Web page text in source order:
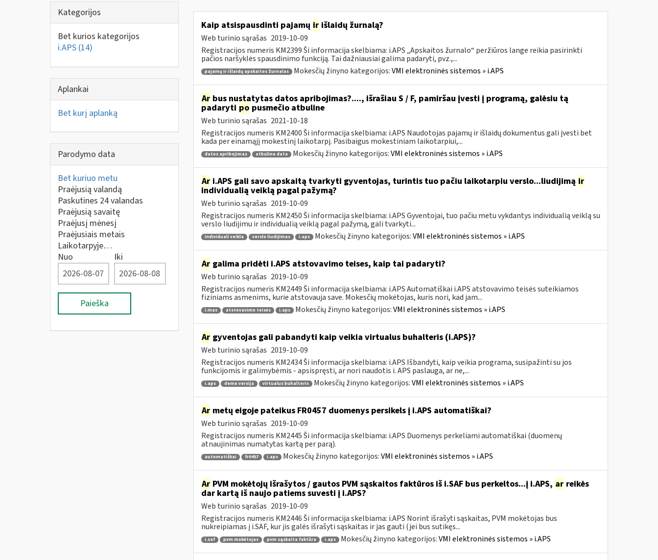
Kategorijos
Bet kurios kategorijos
i.APS (14)
Aplankai
Bet kurį aplanką
Parodymo data
Bet kuriuo metu
Praėjusią valandą
Paskutines 24 valandas
Praėjusią savaitę
Praėjusį mėnesį
Praėjusiais metais
Laikotarpyje…
Nuo
Iki
Paieška
Kaip atsispausdinti pajamų irišlaidų žurnalą?
Web turinio sąrašas 2019-10-09
Registracijos numeris KM2399 Ši informacija skelbiama: i.APS „Apskaitos žurnalo“ peržiūros lange reikia pasirinkti
pačios naršyklės spausdinimo funkciją. Tai dažniausiai galima padaryti, pvz.,...
pajamų ir išlaidų apskaitos žurnalas Mokesčių žinyno kategorijos:VMI elektroninės sistemos » i.APS
Arbus nustatytas datos apribojimas?...., išrašiau S / F, pamiršau įvesti į programą, galėsiu tą
padaryti po pusmečio atbuline
Web turinio sąrašas 2021-10-18
Registracijos numeris KM2400 Ši informacija skelbiama: i.APS Naudotojas pajamų ir išlaidų dokumentus gali įvesti bet
kada per einamąjį mokestinį laikotarpį. Pasibaigus mokestiniam laikotarpiui,...
datos apribojimas atbuline data Mokesčių žinyno kategorijos:VMI elektroninės sistemos » i.APS
Ari.APS gali savo apskaitą tvarkyti gyventojas, turintis tuo pačiu laikotarpiu verslo...liudijimą ir
individualią veiklą pagal pažymą?
Web turinio sąrašas 2019-10-09
Registracijos numeris KM2450 Ši informacija skelbiama: i.APS Gyventojai, tuo pačiu metu vykdantys individualią veiklą su
verslo liudijimu ir individualią veiklą pagal pažymą, gali tvarkyti...
individuali veikla verslo liudijimas i.aps Mokesčių žinyno kategorijos:VMI elektroninės sistemos » i.APS
Argalima pridėti i.APS atstovavimo teises, kaip tai padaryti?
Web turinio sąrašas 2019-10-09
Registracijos numeris KM2449 Ši informacija skelbiama: i.APS Automatiškai i.APS atstovavimo teisės suteikiamos
fiziniams asmenims, kurie atstovauja save. Mokesčių mokėtojas, kuris nori, kad jam...
i.mas atstovavimo teisės i.aps Mokesčių žinyno kategorijos:VMI elektroninės sistemos » i.APS
Argyventojas gali pabandyti kaip veikia virtualus buhalteris (i.APS)?
Web turinio sąrašas 2019-10-09
Registracijos numeris KM2434 Ši informacija skelbiama: i.APS Išbandyti, kaip veikia programa, susipažinti su jos
funkcijomis ir galimybėmis - apsispręsti, ar nori naudotis i. APS paslauga, ar ne,...
i.aps demo versija virtualus buhalteris Mokesčių žinyno kategorijos:VMI elektroninės sistemos » i.APS
Armetų eigoje pateikus FR0457 duomenys persikels į i.APS automatiškai?
Web turinio sąrašas 2019-10-09
Registracijos numeris KM2445 Ši informacija skelbiama: i.APS Duomenys perkeliami automatiškai (duomenų
atnaujinimas numatytas kartą per parą).
automatiškai fr0457 i.aps Mokesčių žinyno kategorijos:VMI elektroninės sistemos » i.APS
ArPVM mokėtojų išrašytos / gautos PVM sąskaitos faktūros iš i.SAF bus perkeltos...į i.APS, arreikės
dar kartą iš naujo patiems suvesti į i.APS?
Web turinio sąrašas 2019-10-09
Registracijos numeris KM2446 Ši informacija skelbiama: i.APS Norint išrašyti sąskaitas, PVM mokėtojas bus
nukreipiamas į i.SAF, kur jis galės išrašyti sąskaitas ir jas gauti (jei bus sutikęs...
i.saf pvm mokėtojas pvm sąskaita faktūra i.aps Mokesčių žinyno kategorijos:VMI elektroninės sistemos » i.APS